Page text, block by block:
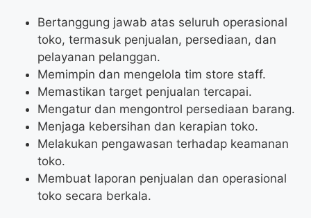
Bertanggung jawab atas seluruh operasional
toko, termasuk penjualan, persediaan, dan
pelayanan pelanggan.
Memimpin dan mengelola tim store staff.
Memastikan target penjualan tercapai.
Mengatur dan mengontrol persediaan barang.
Menjaga kebersihan dan kerapian toko.
Melakukan pengawasan terhadap keamanan
toko.
Membuat laporan penjualan dan operasional
toko secara berkala.